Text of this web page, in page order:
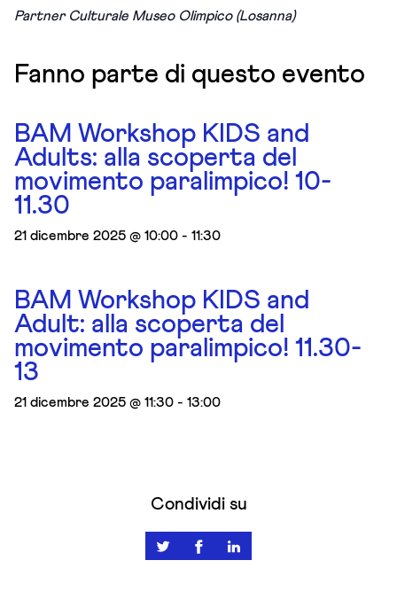
Partner Culturale Museo Olimpico (Losanna)
Fanno parte di questo evento
BAM Workshop KIDS and
Adults: alla scoperta del
movimento paralimpico! 10-
11.30
21 dicembre 2025 @ 10:00 - 11:30
BAM Workshop KIDS and
Adult: alla scoperta del
movimento paralimpico! 11.30-
13
21 dicembre 2025 @ 11:30 - 13:00
Condividi su